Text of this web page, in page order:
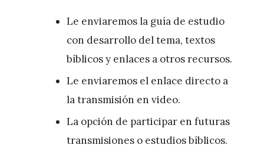
Le enviaremos la guía de estudio
con desarrollo del tema, textos
bíblicos y enlaces a otros recursos.
Le enviaremos el enlace directo a
la transmisión en video.
La opción de participar en futuras
transmisiones o estudios bíblicos.